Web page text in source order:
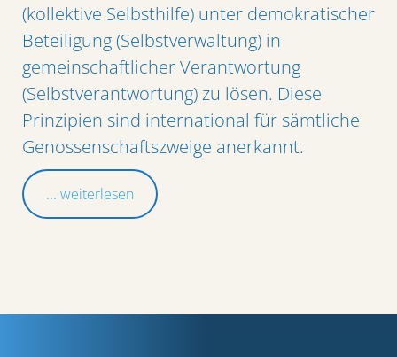
(kollektive Selbsthilfe) unter demokratischer
Beteiligung (Selbstverwaltung) in
gemeinschaftlicher Verantwortung
(Selbstverantwortung) zu lösen. Diese
Prinzipien sind international für sämtliche
Genossenschaftszweige anerkannt.
... weiterlesen